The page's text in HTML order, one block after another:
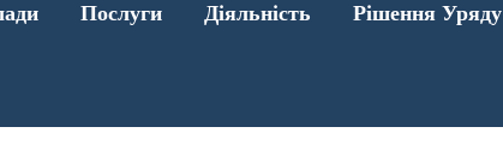
Послуги Діяльність Рішення Уряду